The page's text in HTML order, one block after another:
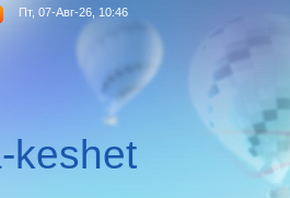
Пт, 07-Авг-26, 10:46
keshet